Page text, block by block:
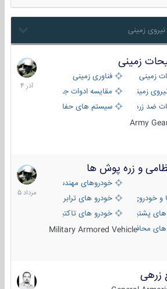
زمینی
فناوری زمینی
زمینی
مقایسه ادوات جنگی
ضد زره
سیستم های حفاظت فعال
Army
21
آذر
1404
و زره پوش ها
خودروهای مهندسی
خودروی های رزمی پیاده نظام
خودرو های ترابری نظامی
پشتیبانی آتش ، شناسایی و ضد تانک
خودرو های تاکتیکی نظامی
محافظت شده
Military Armored Vehicle
2
مرداد
1405
7